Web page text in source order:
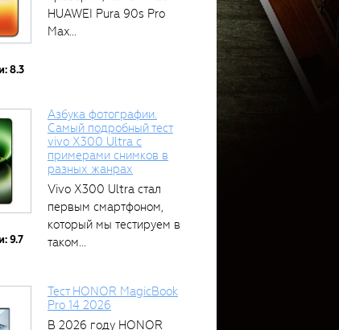
8.3
HUAWEI Pura 90s Pro
Max...
9.7
Азбука фотографии.
Самый подробный тест
vivo X300 Ultra с
примерами снимков в
разных жанрах
Vivo X300 Ultra стал
первым смартфоном,
который мы тестируем в
таком...
Тест HONOR MagicBook
Pro 14 2026
В 2026 году HONOR